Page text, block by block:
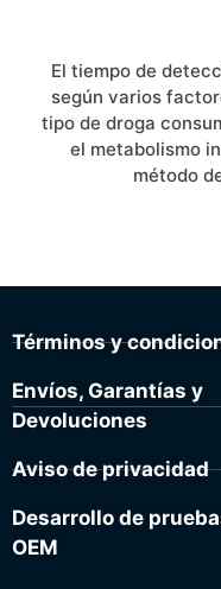
El tiempo de
según varios
tipo de droga
el metabolismo
método
Términos y
Envíos, Garantías y
Devoluciones
Aviso de privacidad
Desarrollo de
OEM